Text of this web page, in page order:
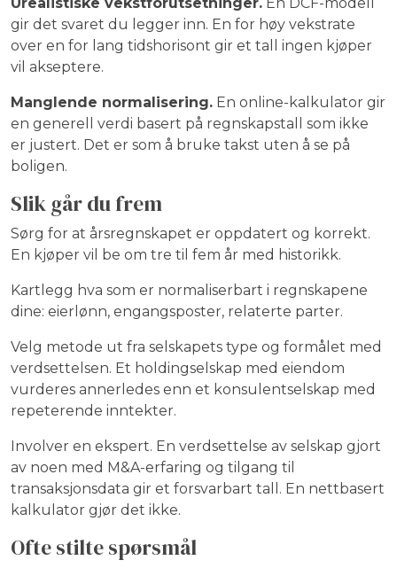
gir det svaret du legger inn. En for høy vekstrate
over en for lang tidshorisont gir et tall ingen kjøper
vil akseptere.
Manglende normalisering. En online-kalkulator gir
en generell verdi basert på regnskapstall som ikke
er justert. Det er som å bruke takst uten å se på
boligen.
Slik går du frem
Sørg for at årsregnskapet er oppdatert og korrekt.
En kjøper vil be om tre til fem år med historikk.
Kartlegg hva som er normaliserbart i regnskapene
dine: eierlønn, engangsposter, relaterte parter.
Velg metode ut fra selskapets type og formålet med
verdsettelsen. Et holdingselskap med eiendom
vurderes annerledes enn et konsulentselskap med
repeterende inntekter.
Involver en ekspert. En verdsettelse av selskap gjort
av noen med M&A-erfaring og tilgang til
transaksjonsdata gir et forsvarbart tall. En nettbasert
kalkulator gjør det ikke.
Ofte stilte spørsmål